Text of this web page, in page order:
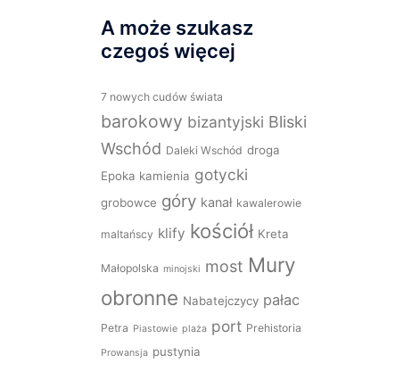
A może szukasz
czegoś więcej
7 nowych cudów świata
barokowy bizantyjski Bliski
Wschód Daleki Wschód droga
Epoka kamienia gotycki
grobowce góry kanał kawalerowie
maltańscy klify kościół Kreta
Małopolska minojski most Mury
obronne Nabatejczycy pałac
Petra Piastowie plaża port Prehistoria
Prowansja pustynia